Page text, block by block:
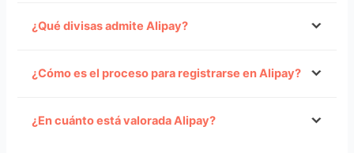
¿Qué divisas admite Alipay?
CNY – Cualquier país
¿Cómo es el proceso para registrarse en Alipay?
¿En cuánto está valorada Alipay?